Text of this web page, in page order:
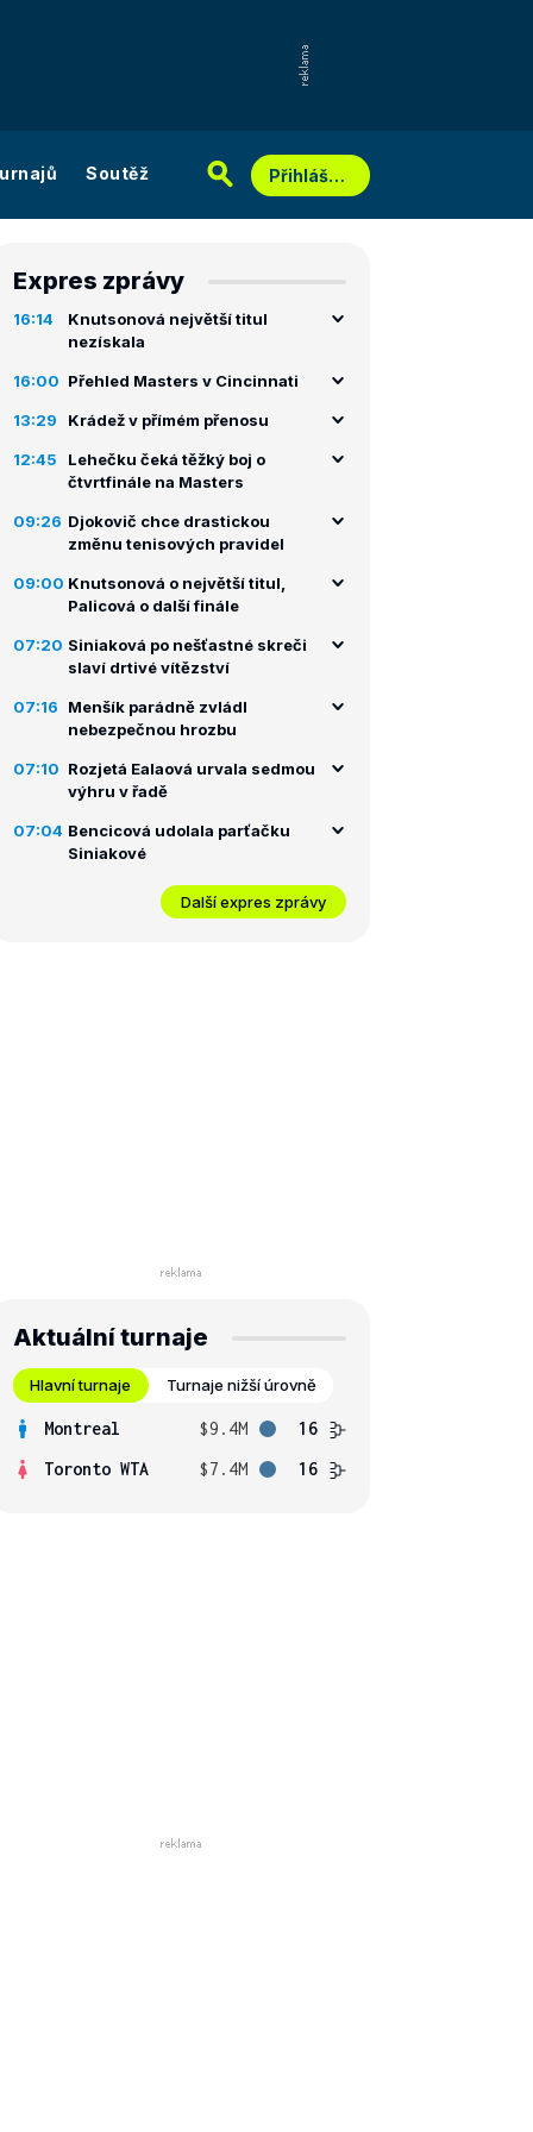
Soutěž Přihlášení
Expres zprávy
16:14
Knutsonová největší titul
nezískala
16:00 Přehled Masters v Cincinnati
13:29 Krádež v přímém přenosu
12:45
Lehečku čeká těžký boj o
čtvrtfinále na Masters
09:26 Djokovič chce drastickou
změnu tenisových pravidel
09:00 Knutsonová o největší titul,
Palicová o další finále
07:20 Siniaková po nešťastné skreči
slaví drtivé vítězství
07:16
Menšík parádně zvládl
nebezpečnou hrozbu
07:10 Rozjetá Ealaová urvala sedmou
výhru v řadě
07:04 Bencicová udolala parťačku
Siniakové
Další expres zprávy
Aktuální turnaje
Hlavní turnaje Turnaje nižší úrovně
Montreal $9.4M
16
Toronto WTA
$7.4M 16